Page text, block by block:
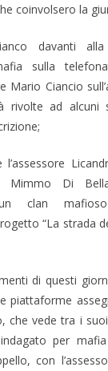
coinvolsero la
davanti alla
sulla
Mario Ciancio
rivolte ad alcuni
Mimmo Di
clan
“La strada
di questi
piattaforme
che vede tra i
per
con